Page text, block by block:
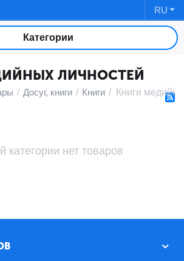
RU
Категории
ЛИЧНОСТЕЙ
/ Досуг, книги / Книги / Книги
категории нет товаров